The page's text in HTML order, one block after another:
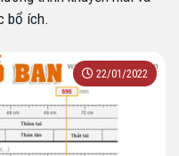
bổ ích.
22/01/2022